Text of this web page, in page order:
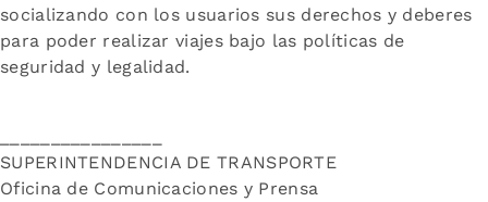
socializando con los usuarios sus derechos y deberes
para poder realizar viajes bajo las políticas de
seguridad y legalidad.
SUPERINTENDENCIA DE TRANSPORTE
Oficina de Comunicaciones y Prensa